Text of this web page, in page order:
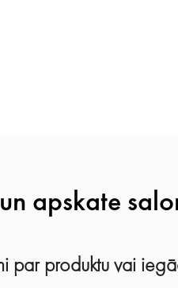
apskate
par produktu vai